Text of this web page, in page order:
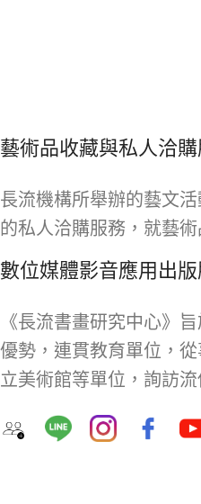
藝術品收藏與私人洽
長流機構所舉辦的藝文
的私人洽購服務，就藝
數位媒體影音應用出
《長流書畫研究中心》
優勢，連貫教育單位，
立美術館等單位，詢訪